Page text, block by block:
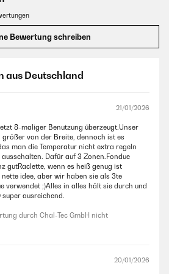
Bewertung schreiben
aus Deutschland
21/01/2026
8-maliger Benutzung überzeugt.Unser
von der Breite, dennoch ist es
man die Temperatur nicht extra regeln
Dafür auf 3 Zonen.Fondue
gutRaclette, wenn es heiß genug ist
idee, aber wir haben sie als 3te
verwendet ;)Alles in alles hält sie durch und
ausreichend.
durch Chal-Tec GmbH nicht
20/01/2026